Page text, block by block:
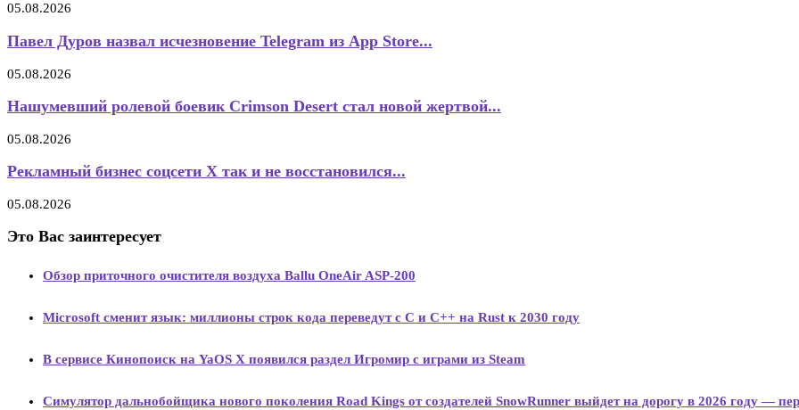
05.08.2026
Павел Дуров назвал исчезновение Telegram из App Store...
05.08.2026
Нашумевший ролевой боевик Crimson Desert стал новой жертвой...
05.08.2026
Рекламный бизнес соцсети X так и не восстановился...
05.08.2026
Это Вас заинтересует
Обзор приточного очистителя воздуха Ballu OneAir ASP-200
Microsoft сменит язык: миллионы строк кода переведут с C и C++ на Rust к 2030 году
В сервисе Кинопоиск на YaOS X появился раздел Игромир с играми из Steam
Симулятор дальнобойщика нового поколения Road Kings от создателей SnowRunner выйдет на дорогу в 2026 году —